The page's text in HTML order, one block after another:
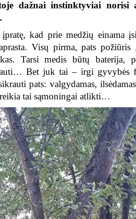
dažnai instinktyviai norisi
kad prie medžių einama
Visų pirma, pats
Tarsi medis būtų baterija,
Bet juk tai – irgi gyvybės
pats: valgydamas,
tai sąmoningai atlikti…